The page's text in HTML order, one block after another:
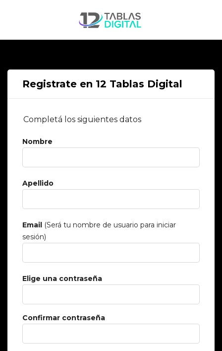
Registrate en 12 Tablas Digital
Completá los siguientes datos
Nombre
Apellido
Email (Será tu nombre de usuario para iniciar
sesión)
Elige una contraseña
Confirmar contraseña